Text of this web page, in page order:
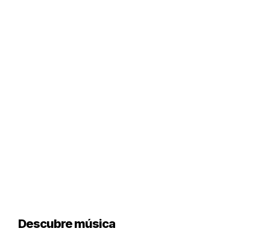
Descubre música